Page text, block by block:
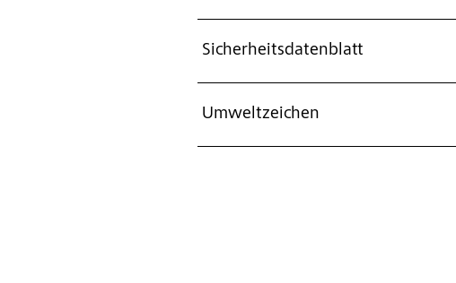
Sicherheitsdatenblatt
Umweltzeichen